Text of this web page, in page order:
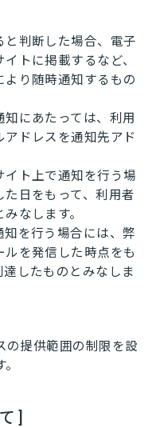
判断した場合、電子
トに掲載するなど、
り随時通知するもの
にあたっては、利用
ドレスを通知先アド
ト上で通知を行う場
日をもって、利用者
なします。
知を行う場合には、弊
を発信した時点をも
したものとみなしま
の提供範囲の制限を設
]